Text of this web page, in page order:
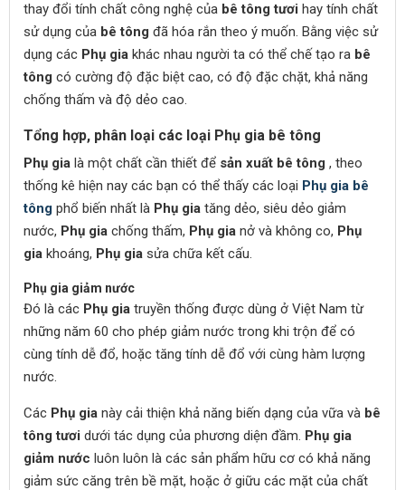
thay đổi tính chất công nghệ của bê tông tươi hay tính chất
sử dụng của bê tông đã hóa rắn theo ý muốn. Bằng việc sử
dụng các Phụ gia khác nhau người ta có thể chế tạo ra bê
tông có cường độ đặc biệt cao, có độ đặc chặt, khả năng
chống thấm và độ dẻo cao.
Tổng hợp, phân loại các loại Phụ gia bê tông
Phụ gia là một chất cần thiết để sản xuất bê tông , theo
thống kê hiện nay các bạn có thể thấy các loại Phụ gia bê
tông phổ biến nhất là Phụ gia tăng dẻo, siêu dẻo giảm
nước, Phụ gia chống thấm, Phụ gia nở và không co, Phụ
gia khoáng, Phụ gia sửa chữa kết cấu.
Phụ gia giảm nước
Đó là các Phụ gia truyền thống được dùng ở Việt Nam từ
những năm 60 cho phép giảm nước trong khi trộn để có
cùng tính dễ đổ, hoặc tăng tính dễ đổ với cùng hàm lượng
nước.
Các Phụ gia này cải thiện khả năng biến dạng của vữa và bê
tông tươi dưới tác dụng của phương diện đầm. Phụ gia
giảm nước luôn luôn là các sản phẩm hữu cơ có khả năng
giảm sức căng trên bề mặt, hoặc ở giữu các mặt của chất